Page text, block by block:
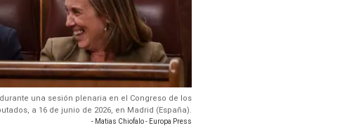
una sesión plenaria en el Congreso de los
a 16 de junio de 2026, en Madrid (España).
- Matias Chiofalo - Europa Press